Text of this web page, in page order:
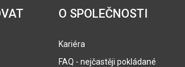
O SPOLEČNOSTI
Kariéra
FAQ - nejčastěji pokládané